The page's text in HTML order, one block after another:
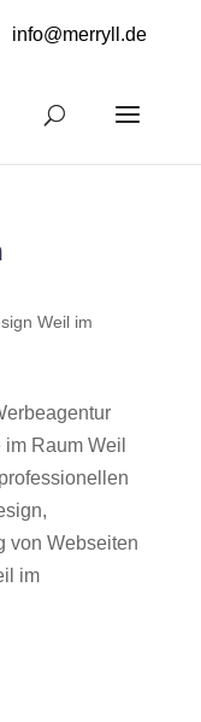
info@merryll.de
Weil im
Raum Weil
von Webseiten
im